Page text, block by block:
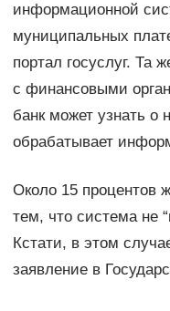
информационной
муниципальных
портал госуслуг. Та
с финансовыми
банк может узнать
обрабатывает
Около 15 процентов
тем, что система не
Кстати, в этом
заявление в